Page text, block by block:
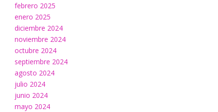
febrero 2025
enero 2025
diciembre 2024
noviembre 2024
octubre 2024
septiembre 2024
agosto 2024
julio 2024
junio 2024
mayo 2024